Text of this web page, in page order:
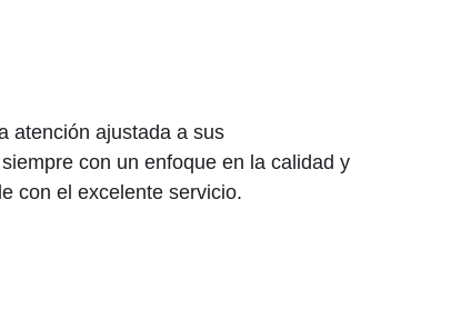
atención ajustada a sus
con un enfoque en la calidad y
con el excelente servicio.